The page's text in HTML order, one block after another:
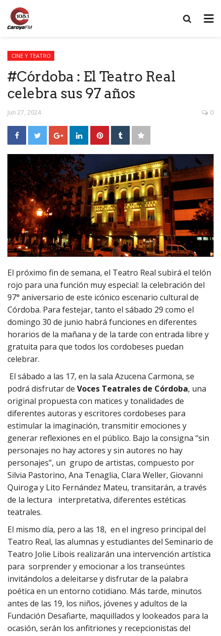
CINE Y TEATRO
#Córdoba : El Teatro Real
celebra sus 97 años
Jun 27, 2024 0
El próximo fin de semana, el Teatro Real subirá el telón
rojo para una función muy especial: la celebración del
97° aniversario de este icónico escenario cultural de
Córdoba. Para festejar, tanto el sábado 29 como el
domingo 30 de junio habrá funciones en diferentes
horarios de la mañana y de la tarde con entrada libre y
gratuita para que todos los cordobeses puedan
celebrar.
El sábado a las 17, en la sala Azucena Carmona, se
podrá disfrutar de Voces Teatrales de Córdoba, una
original propuesta con matices y tonalidades de
diferentes autoras y escritores cordobeses para
estimular la imaginación, transmitir emociones y
generar reflexiones en el público. Bajo la consigna “sin
personajes no hay actores y sin autores no hay
personajes”, un grupo de artistas, compuesto por
Silvia Pastorino, Ana Tenaglia, Clara Weller, Giovanni
Quiroga y Lito Fernández Mateu, transitarán, a través
de la lectura interpretativa, diferentes estéticas
teatrales.
El mismo día, pero a las 18, en el ingreso principal del
Teatro Real, las alumnas y estudiantes del Seminario de
Teatro Jolie Libois realizarán una intervención artística
para sorprender y emocionar a los transeúntes
invitándolos a deleitarse y disfrutar de la palabra
poética en un entorno cotidiano. Más tarde, minutos
antes de las 19, los niños, jóvenes y adultos de la
Fundación Desafiarte, maquillados y lookeados para la
ocasión, serán los anfitriones y recepcionistas del